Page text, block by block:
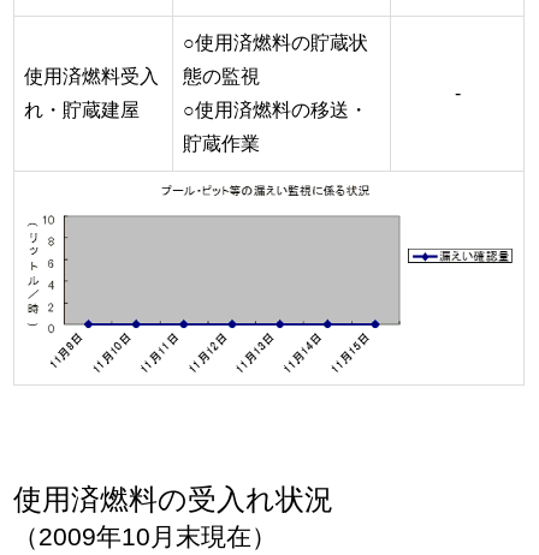
使用済燃料受入
れ・貯蔵建屋
○使用済燃料の貯蔵状
態の監視
○使用済燃料の移送・
貯蔵作業
-
使用済燃料の受入れ状況
（2009年10月末現在）